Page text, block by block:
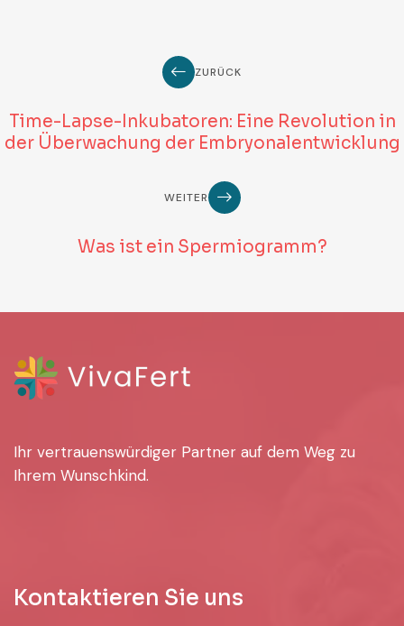
ZURÜCK
Time-Lapse-Inkubatoren: Eine Revolution in
der Überwachung der Embryonalentwicklung
WEITER
Was ist ein Spermiogramm?
Ihr vertrauenswürdiger Partner auf dem Weg zu
Ihrem Wunschkind.
Kontaktieren Sie uns